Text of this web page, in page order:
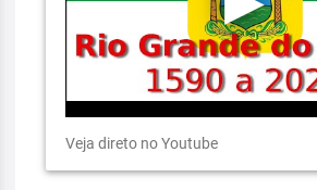
Veja direto no Youtube